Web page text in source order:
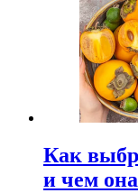
Как
и чем